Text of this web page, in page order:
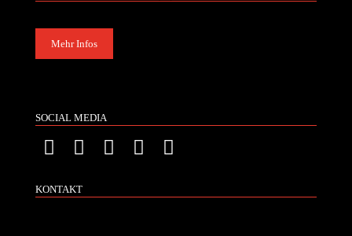
Mehr Infos
SOCIAL MEDIA
KONTAKT